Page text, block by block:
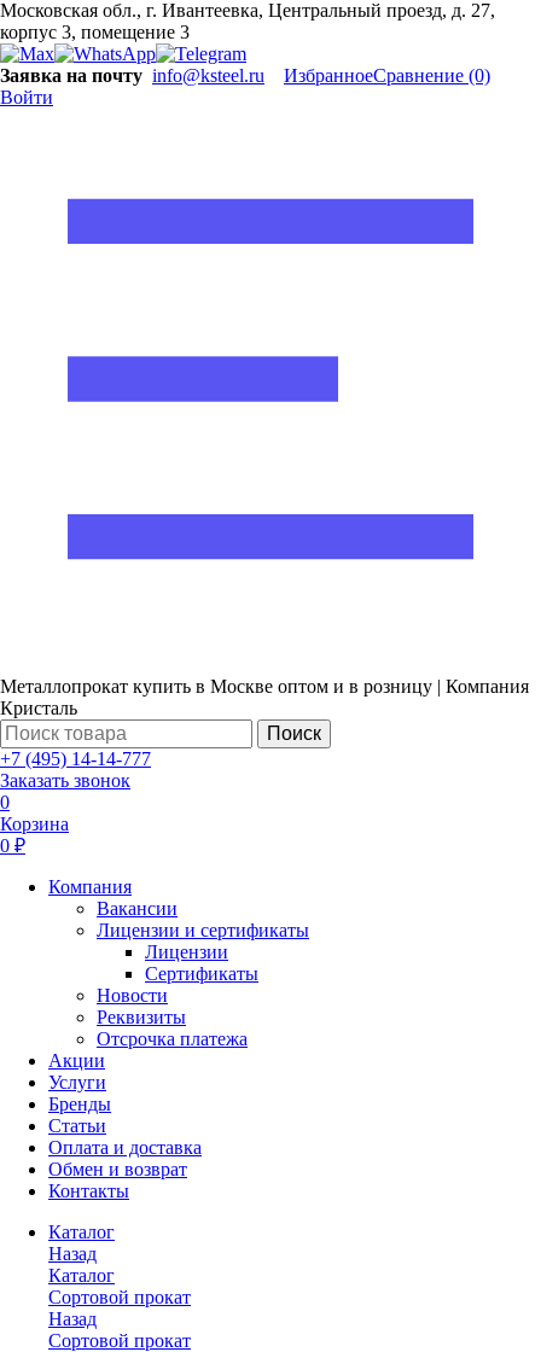
Московская обл., г. Ивантеевка, Центральный проезд, д. 27,
корпус 3, помещение 3
Заявка на почту info@ksteel.ru ИзбранноеСравнение (0)
Войти
Металлопрокат купить в Москве оптом и в розницу | Компания
Кристаль
Поиск
+7 (495) 14-14-777
Заказать звонок
0
Корзина
0 ₽
Компания
Вакансии
Лицензии и сертификаты
Лицензии
Сертификаты
Новости
Реквизиты
Отсрочка платежа
Акции
Услуги
Бренды
Статьи
Оплата и доставка
Обмен и возврат
Контакты
Каталог
Назад
Каталог
Сортовой прокат
Назад
Сортовой прокат